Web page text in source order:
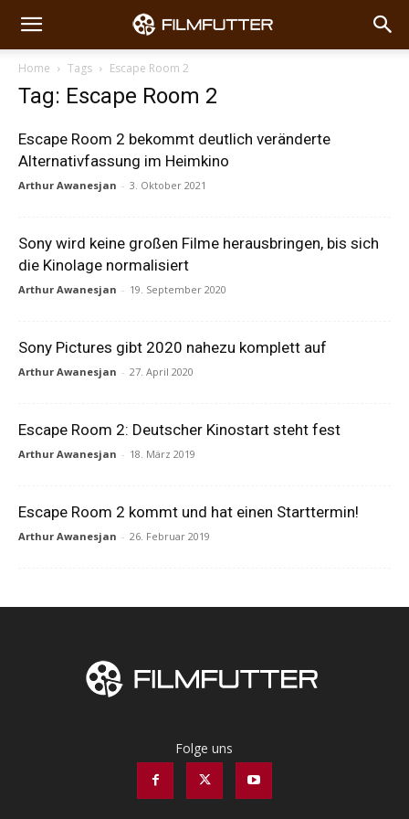
Home Tags Escape Room 2
Tag: Escape Room 2
Escape Room 2 bekommt deutlich veränderte
Alternativfassung im Heimkino
Arthur Awanesjan - 3. Oktober 2021
Sony wird keine großen Filme herausbringen, bis sich
die Kinolage normalisiert
Arthur Awanesjan - 19. September 2020
Sony Pictures gibt 2020 nahezu komplett auf
Arthur Awanesjan - 27. April 2020
Escape Room 2: Deutscher Kinostart steht fest
Arthur Awanesjan - 18. März 2019
Escape Room 2 kommt und hat einen Starttermin!
Arthur Awanesjan - 26. Februar 2019
Folge uns